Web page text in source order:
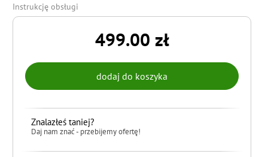
Instrukcję obsługi
499.00 zł
Znalazłeś taniej?
Daj nam znać - przebijemy ofertę!